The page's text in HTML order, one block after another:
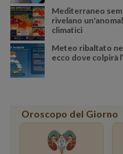
Mediterraneo
rivelano
climatici
Meteo ribaltato
ecco dove colpirà
Oroscopo del Giorno